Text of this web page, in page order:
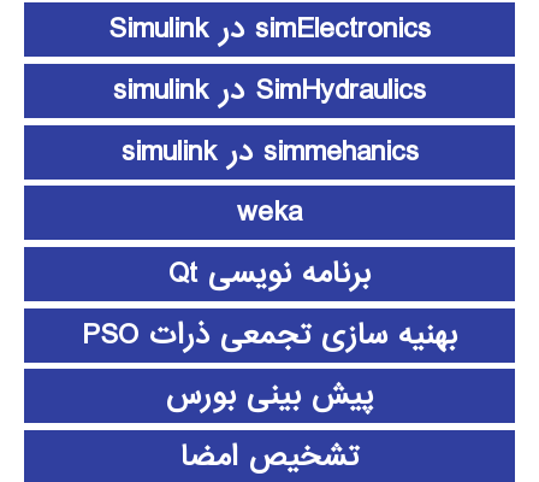
simElectronics در Simulink
SimHydraulics در simulink
simmehanics در simulink
weka
برنامه نویسی Qt
بهنیه سازی تجمعی ذرات PSO
پیش بینی بورس
تشخیص امضا